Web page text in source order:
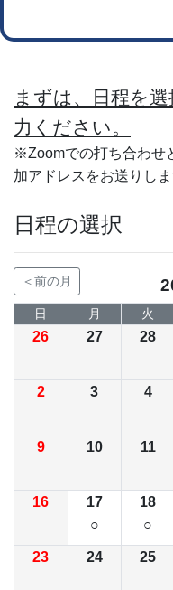
まずは、日程を
力ください。
※Zoomでの打ち合わせ
加アドレスをお送りしま
日程の選択
＜前の月
日 月 火
26 27 28
2 3 4
9 10 11
16
17
○
18
○
23 24 25